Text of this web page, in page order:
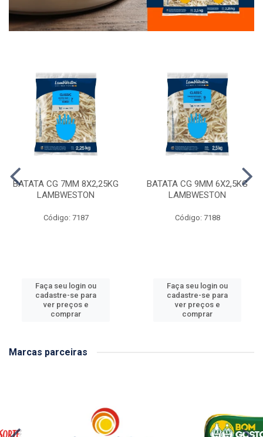
BATATA CG 7MM 8X2,25KG
LAMBWESTON
Código: 7187
Faça seu login ou
cadastre-se para
ver preços e
comprar
BATATA CG 9MM 6X2,5KG
LAMBWESTON
Código: 7188
Faça seu login ou
cadastre-se para
ver preços e
comprar
Marcas parceiras